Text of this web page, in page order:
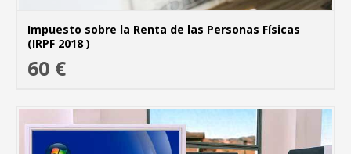
Impuesto sobre la Renta de las Personas Físicas
(IRPF 2018 )
60 €